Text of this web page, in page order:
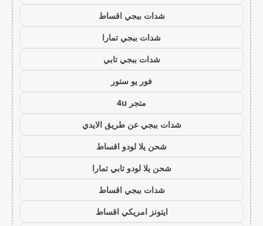
شدات ببجي اقساط
شدات ببجي تمارا
شدات ببجي تابي
فور يو ستور
متجر 4u
شدات ببجي عن طريق الايدي
شحن يلا لودو اقساط
شحن يلا لودو تابي تمارا
شدات ببجي اقساط
ايتونز امريكي اقساط